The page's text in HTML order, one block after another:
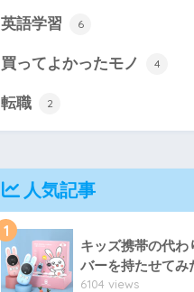
英語学習 6
買ってよかったモノ 4
転職 2
人気記事
1
キッズ携帯の代わ
バーを持たせてみ
6104 views